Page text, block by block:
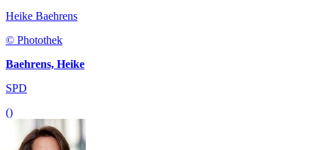
Heike Baehrens
© Photothek
Baehrens, Heike
SPD
()